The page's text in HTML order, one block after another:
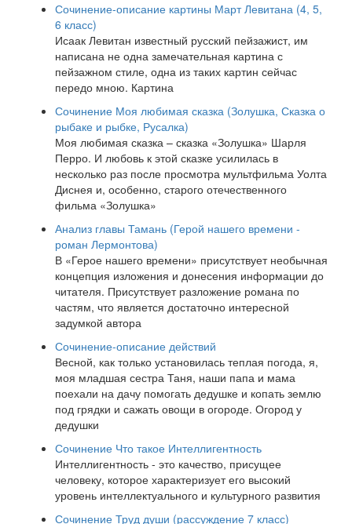
Сочинение-описание картины Март Левитана (4, 5,
6 класс)
Исаак Левитан известный русский пейзажист, им
написана не одна замечательная картина с
пейзажном стиле, одна из таких картин сейчас
передо мною. Картина
Сочинение Моя любимая сказка (Золушка, Сказка о
рыбаке и рыбке, Русалка)
Моя любимая сказка – сказка «Золушка» Шарля
Перро. И любовь к этой сказке усилилась в
несколько раз после просмотра мультфильма Уолта
Диснея и, особенно, старого отечественного
фильма «Золушка»
Анализ главы Тамань (Герой нашего времени -
роман Лермонтова)
В «Герое нашего времени» присутствует необычная
концепция изложения и донесения информации до
читателя. Присутствует разложение романа по
частям, что является достаточно интересной
задумкой автора
Сочинение-описание действий
Весной, как только установилась теплая погода, я,
моя младшая сестра Таня, наши папа и мама
поехали на дачу помогать дедушке и копать землю
под грядки и сажать овощи в огороде. Огород у
дедушки
Сочинение Что такое Интеллигентность
Интеллигентность - это качество, присущее
человеку, которое характеризует его высокий
уровень интеллектуального и культурного развития
Сочинение Труд души (рассуждение 7 класс)